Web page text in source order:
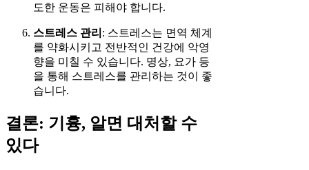
도한 운동은 피해야 합니다.
스트레스 관리 : 스트레스는 면역 체계
를 약화시키고 전반적인 건강에 악영
향을 미칠 수 있습니다. 명상, 요가 등
을 통해 스트레스를 관리하는 것이 좋
습니다.
결론: 기흉, 알면 대처할 수
있다